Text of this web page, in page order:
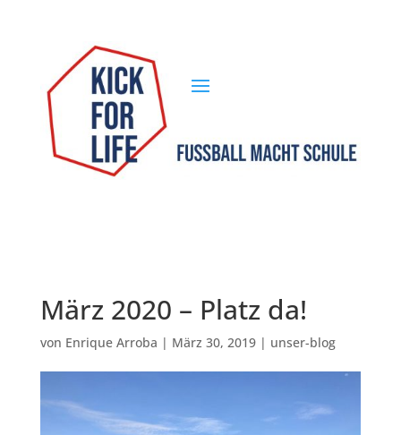
März 2020 – Platz da!
von Enrique Arroba | März 30, 2019| unser-blog